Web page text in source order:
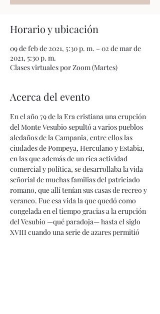
Horario y ubicación
09 de feb de 2021, 5:30 p. m. – 02 de mar de
2021, 5:30 p. m.
Clases virtuales por Zoom (Martes)
Acerca del evento
En el año 79 de la Era cristiana una erupción
del Monte Vesubio sepultó a varios pueblos
aledaños de la Campania, entre ellos las
ciudades de Pompeya, Herculano y Estabia,
en las que además de un rica actividad
comercial y política, se desarrollaba la vida
señorial de muchas familias del patriciado
romano, que allí tenían sus casas de recreo y
veraneo. Fue esa vida la que quedó como
congelada en el tiempo gracias a la erupción
del Vesubio —qué paradoja— hasta el siglo
XVIII cuando una serie de azares permitió